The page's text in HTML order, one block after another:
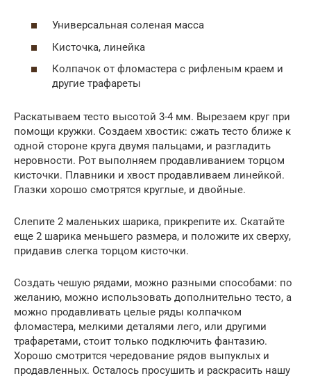
Универсальная соленая масса
Кисточка, линейка
Колпачок от фломастера с рифленым краем и
другие трафареты
Раскатываем тесто высотой 3-4 мм. Вырезаем круг при
помощи кружки. Создаем хвостик: сжать тесто ближе к
одной стороне круга двумя пальцами, и разгладить
неровности. Рот выполняем продавливанием торцом
кисточки. Плавники и хвост продавливаем линейкой.
Глазки хорошо смотрятся круглые, и двойные.
Слепите 2 маленьких шарика, прикрепите их. Скатайте
еще 2 шарика меньшего размера, и положите их сверху,
придавив слегка торцом кисточки.
Создать чешую рядами, можно разными способами: по
желанию, можно использовать дополнительно тесто, а
можно продавливать целые ряды колпачком
фломастера, мелкими деталями лего, или другими
трафаретами, стоит только подключить фантазию.
Хорошо смотрится чередование рядов выпуклых и
продавленных. Осталось просушить и раскрасить нашу